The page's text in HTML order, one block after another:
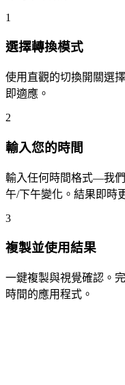
1
選擇轉換模式
使用直觀的切換開關選
即適應。
2
輸入您的時間
輸入任何時間格式—我
午/下午變化。結果即時
3
複製並使用結果
一鍵複製與視覺確認。
時間的應用程式。